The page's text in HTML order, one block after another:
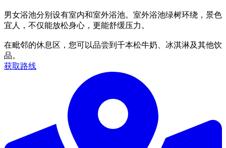
男女浴池分别设有室内和室外浴池。室外浴池绿树环绕，景色
宜人，不仅能放松身心，更能舒缓压力。
在毗邻的休息区，您可以品尝到千本松牛奶、冰淇淋及其他饮
品。
获取路线